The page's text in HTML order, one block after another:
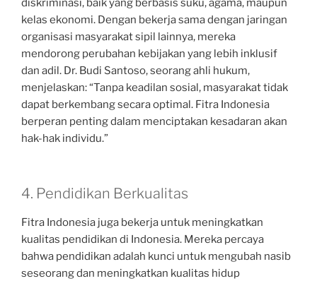
diskriminasi, baik yang berbasis suku, agama, maupun
kelas ekonomi. Dengan bekerja sama dengan jaringan
organisasi masyarakat sipil lainnya, mereka
mendorong perubahan kebijakan yang lebih inklusif
dan adil. Dr. Budi Santoso, seorang ahli hukum,
menjelaskan: “Tanpa keadilan sosial, masyarakat tidak
dapat berkembang secara optimal. Fitra Indonesia
berperan penting dalam menciptakan kesadaran akan
hak-hak individu.”
4. Pendidikan Berkualitas
Fitra Indonesia juga bekerja untuk meningkatkan
kualitas pendidikan di Indonesia. Mereka percaya
bahwa pendidikan adalah kunci untuk mengubah nasib
seseorang dan meningkatkan kualitas hidup